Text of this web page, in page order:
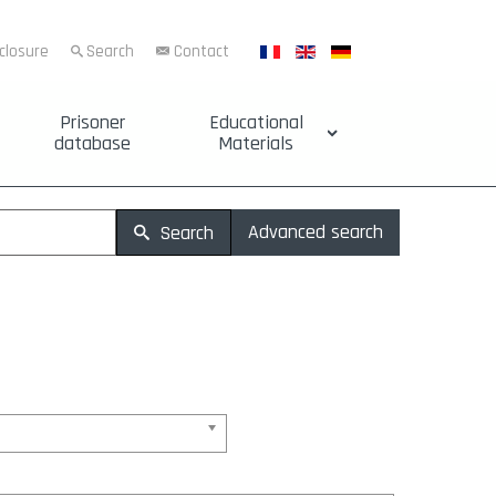
Search Contact
Prisoner
database
Educational
Materials
Search Advanced search